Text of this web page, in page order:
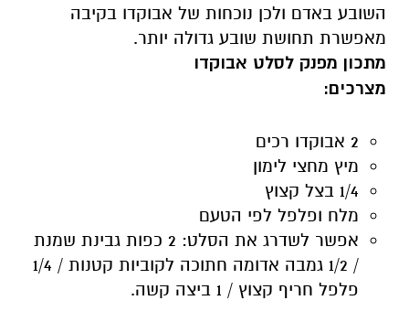
השובע באדם ולכן נוכחות של אבוקדו בקיבה
מאפשרת תחושת שובע גדולה יותר.
מתכון מפנק לסלט אבוקדו
מצרכים:
2 אבוקדו רכים
מיץ מחצי לימון
1/4 בצל קצוץ
מלח ופלפל לפי הטעם
אפשר לשדרג את הסלט: 2 כפות גבינת שמנת
/ 1/2 גמבה אדומה חתוכה לקוביות קטנות / 1/4
פלפל חריף קצוץ / 1 ביצה קשה.